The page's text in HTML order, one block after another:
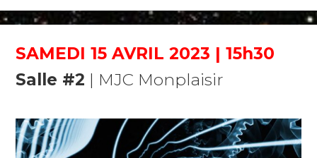
SAMEDI 15 AVRIL 2023 | 15h30
Salle #2 | MJC Monplaisir